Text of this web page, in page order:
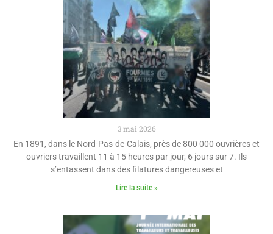
3 mai 2026
En 1891, dans le Nord-Pas-de-Calais, près de 800 000 ouvrières et
ouvriers travaillent 11 à 15 heures par jour, 6 jours sur 7. Ils
s’entassent dans des filatures dangereuses et
Lire la suite »